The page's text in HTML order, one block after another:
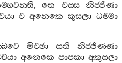
,තෙ චස‍්ස
නිජ‍්ජිණා
ච අනෙකෙ කුසලා ධම‍්මා
මිච‍්ඡා සති
නිජ‍්ජිණ‍්ණා
අනෙකෙ පාපකා අකුසලා